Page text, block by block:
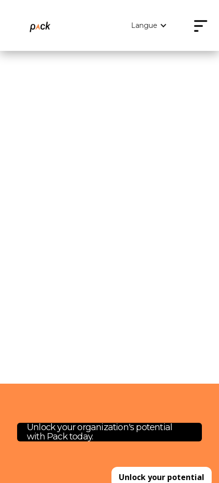
Langue
Unlock your organization's potential
with Pack today.
Unlock your potential